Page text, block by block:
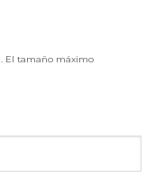
El tamaño máximo